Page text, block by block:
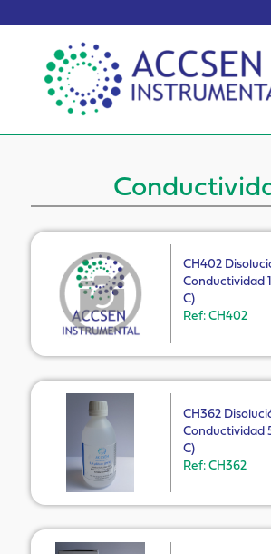
CH402
Conductividad
C)
Ref: CH402
CH362
Conductividad
C)
Ref: CH362